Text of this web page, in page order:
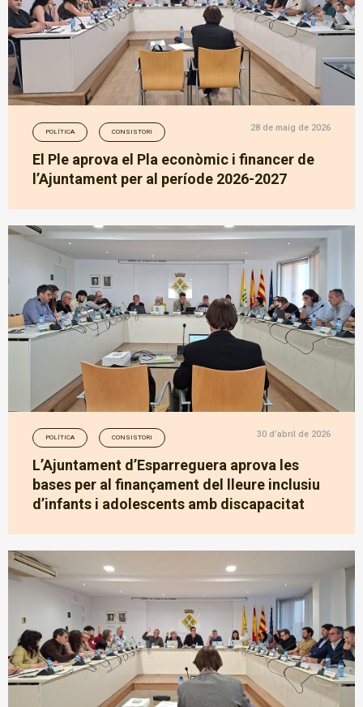
POLÍTICA CONSISTORI 28 de maig de 2026
El Ple aprova el Pla econòmic i financer de
l’Ajuntament per al període 2026-2027
POLÍTICA CONSISTORI 30 d’abril de 2026
L’Ajuntament d’Esparreguera aprova les
bases per al finançament del lleure inclusiu
d’infants i adolescents amb discapacitat